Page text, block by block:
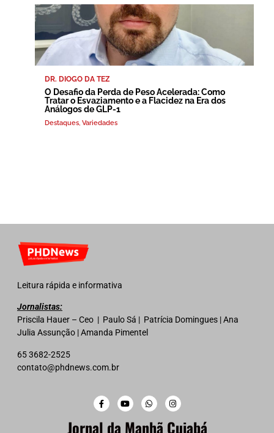
DR. DIOGO DA TEZ
O Desafio da Perda de Peso Acelerada: Como
Tratar o Esvaziamento e a Flacidez na Era dos
Análogos de GLP-1
Destaques, Variedades
Leitura rápida e informativa
Jornalistas:
Priscila Hauer – Ceo | Paulo Sá | Patrícia Domingues | Ana
Julia Assunção | Amanda Pimentel
65 3682-2525
contato@phdnews.com.br
Jornal da Manhã Cuiabá